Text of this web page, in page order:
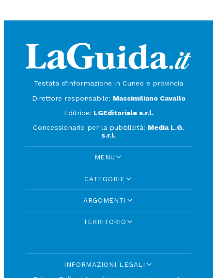
Testata d'informazione in Cuneo e provincia
Direttore responsabile: Massimiliano Cavallo
Editrice: LGEditoriale s.r.l.
Concessionario per la pubblicità: Media L.G.
s.r.l.
MENU
CATEGORIE
ARGOMENTI
TERRITORIO
INFORMAZIONI LEGALI